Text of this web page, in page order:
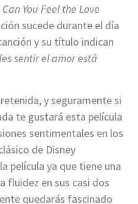
Can You Feel the Love
sucede durante el día
y su título indican
sentir el amor está
y seguramente si
te gustará esta película
sentimentales en los
de Disney
película ya que tiene una
fluidez en sus casi dos
quedarás fascinado